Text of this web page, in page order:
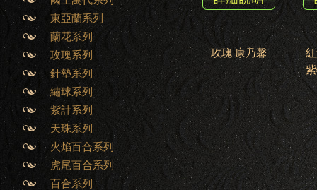
東亞蘭系列
蘭花系列
玫瑰系列
針墊系列
繡球系列
紫計系列
天珠系列
火焰百合系列
虎尾百合系列
百合系列
玫瑰 康乃馨